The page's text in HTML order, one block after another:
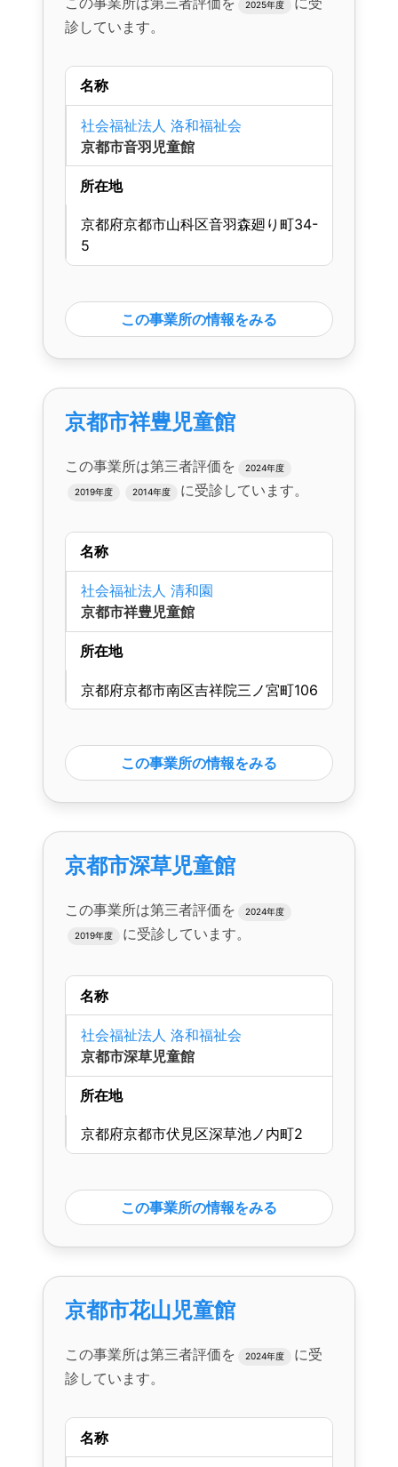
2025年度
診しています。
名称
社会福祉法人 洛和福祉会
京都市音羽児童館
所在地
京都府京都市山科区音羽森廻り町34-
5
この事業所の情報をみる
京都市祥豊児童館
この事業所は第三者評価を 2024年度
2019年度 2014年度 に受診しています。
名称
社会福祉法人 清和園
京都市祥豊児童館
所在地
京都府京都市南区吉祥院三ノ宮町106
この事業所の情報をみる
京都市深草児童館
この事業所は第三者評価を 2024年度
2019年度 に受診しています。
名称
社会福祉法人 洛和福祉会
京都市深草児童館
所在地
京都府京都市伏見区深草池ノ内町2
この事業所の情報をみる
京都市花山児童館
この事業所は第三者評価を 2024年度
に受
診しています。
名称